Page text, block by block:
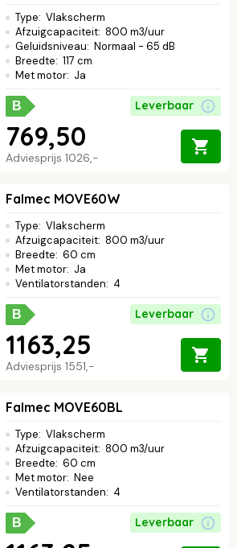
Type: Vlakscherm
Afzuigcapaciteit: 800 m3/uur
Geluidsniveau: Normaal - 65 dB
Breedte: 117 cm
Met motor: Ja
B Leverbaar
Adviesprijs 1026,-
769,50
Falmec MOVE60W
Type: Vlakscherm
Afzuigcapaciteit: 800 m3/uur
Breedte: 60 cm
Met motor: Ja
Ventilatorstanden: 4
B Leverbaar
Adviesprijs 1551,-
1163,25
Falmec MOVE60BL
Type: Vlakscherm
Afzuigcapaciteit: 800 m3/uur
Breedte: 60 cm
Met motor: Nee
Ventilatorstanden: 4
B Leverbaar